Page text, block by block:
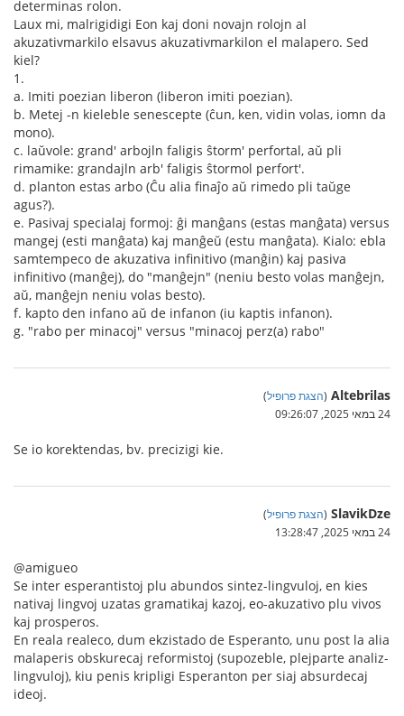
determinas rolon.
Laux mi, malrigidigi Eon kaj doni novajn rolojn al
akuzativmarkilo elsavus akuzativmarkilon el malapero. Sed
kiel?
1.
a. Imiti poezian liberon (liberon imiti poezian).
b. Metej -n kieleble senescepte (ĉun, ken, vidin volas, iomn da
mono).
c. laŭvole: grand' arbojln faligis ŝtorm' perfortal, aŭ pli
rimamike: grandajln arb' faligis ŝtormol perfort'.
d. planton estas arbo (Ĉu alia finaĵo aŭ rimedo pli taŭge
agus?).
e. Pasivaj specialaj formoj: ĝi manĝans (estas manĝata) versus
mangej (esti manĝata) kaj manĝeŭ (estu manĝata). Kialo: ebla
samtempeco de akuzativa infinitivo (manĝin) kaj pasiva
infinitivo (manĝej), do "manĝejn" (neniu besto volas manĝejn,
aŭ, manĝejn neniu volas besto).
f. kapto den infano aŭ de infanon (iu kaptis infanon).
g. "rabo per minacoj" versus "minacoj perz(a) rabo"
Altebrilas
(הצגת פרופיל)
24 במאי 2025, 09:26:07
Se io korektendas, bv. precizigi kie.
SlavikDze
(הצגת פרופיל)
24 במאי 2025, 13:28:47
@amigueo
Se inter esperantistoj plu abundos sintez-lingvuloj, en kies
nativaj lingvoj uzatas gramatikaj kazoj, eo-akuzativo plu vivos
kaj prosperos.
En reala realeco, dum ekzistado de Esperanto, unu post la alia
malaperis obskurecaj reformistoj (supozeble, plejparte analiz-
lingvuloj), kiu penis kripligi Esperanton per siaj absurdecaj
ideoj.